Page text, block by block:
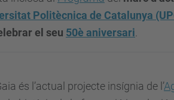
Politècnica de Catalunya
el seu 50è aniversari
és l’actual projecte insígnia de l’